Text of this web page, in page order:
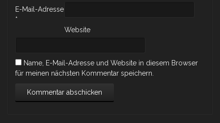
E-Mail-Adresse
*
Website
Name, E-Mail-Adresse und Website in diesem Browser
für meinen nächsten Kommentar speichern.